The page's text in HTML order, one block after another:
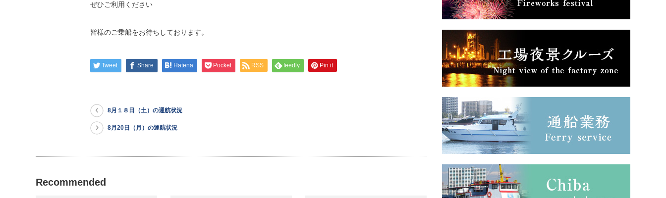
ぜひご利用ください
皆様のご乗船をお待ちしております。
Tweet Share Hatena Pocket RSS feedly Pin it
8月１８日（土）の運航状況
8月20日（月）の運航状況
Recommended